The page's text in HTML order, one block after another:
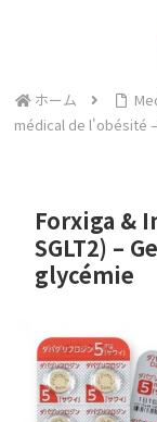
ホーム
médical de l'obésité
Forxiga &
SGLT2) –
glycémie